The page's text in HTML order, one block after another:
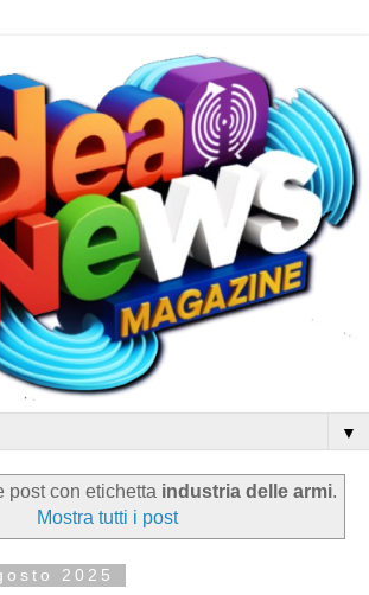
▼
post con etichetta industria delle armi.
Mostra tutti i post
2025